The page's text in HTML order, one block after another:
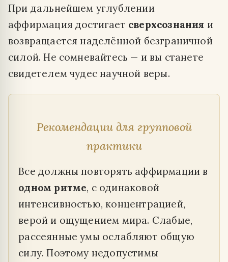
При дальнейшем углублении
аффирмация достигает сверхсознания и
возвращается наделённой безграничной
силой. Не сомневайтесь — и вы станете
свидетелем чудес научной веры.
Рекомендации для групповой
практики
Все должны повторять аффирмации в
одном ритме, с одинаковой
интенсивностью, концентрацией,
верой и ощущением мира. Слабые,
рассеянные умы ослабляют общую
силу. Поэтому недопустимы